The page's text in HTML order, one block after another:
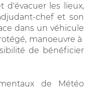
d'évacuer les lieux,
chef et son
dans un véhicule
manoeuvre à
de bénéficier
de Météo